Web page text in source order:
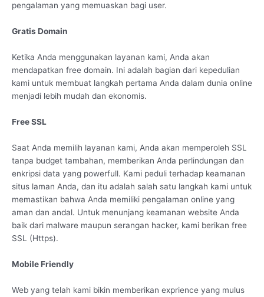
pengalaman yang memuaskan bagi user.
Gratis Domain
Ketika Anda menggunakan layanan kami, Anda akan
mendapatkan free domain. Ini adalah bagian dari kepedulian
kami untuk membuat langkah pertama Anda dalam dunia online
menjadi lebih mudah dan ekonomis.
Free SSL
Saat Anda memilih layanan kami, Anda akan memperoleh SSL
tanpa budget tambahan, memberikan Anda perlindungan dan
enkripsi data yang powerfull. Kami peduli terhadap keamanan
situs laman Anda, dan itu adalah salah satu langkah kami untuk
memastikan bahwa Anda memiliki pengalaman online yang
aman dan andal. Untuk menunjang keamanan website Anda
baik dari malware maupun serangan hacker, kami berikan free
SSL (Https).
Mobile Friendly
Web yang telah kami bikin memberikan exprience yang mulus